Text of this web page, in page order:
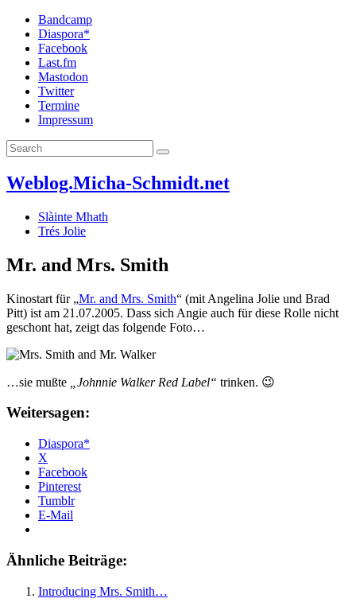
Bandcamp
Diaspora*
Facebook
Last.fm
Mastodon
Twitter
Termine
Impressum
Weblog.Micha-Schmidt.net
Slàinte Mhath
Trés Jolie
Mr. and Mrs. Smith
Kinostart für „Mr. and Mrs. Smith“ (mit Angelina Jolie und Brad
Pitt) ist am 21.07.2005. Dass sich Angie auch für diese Rolle nicht
geschont hat, zeigt das folgende Foto…
…sie mußte „Johnnie Walker Red Label“ trinken. 😉
Weitersagen:
Diaspora*
X
Facebook
Pinterest
Tumblr
E-Mail
Ähnliche Beiträge:
Introducing Mrs. Smith…